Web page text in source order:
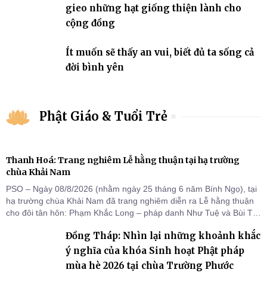
gieo những hạt giống thiện lành cho
cộng đồng
Ít muốn sẽ thấy an vui, biết đủ ta sống cả
đời bình yên
Phật Giáo & Tuổi Trẻ
Thanh Hoá: Trang nghiêm Lễ hằng thuận tại hạ trường
chùa Khải Nam
PSO – Ngày 08/8/2026 (nhằm ngày 25 tháng 6 năm Bính Ngọ), tại
hạ trường chùa Khải Nam đã trang nghiêm diễn ra Lễ hằng thuận
cho đôi tân hôn: Phạm Khắc Long – pháp danh Như Tuệ và Bùi Thị
Đồng Tháp: Nhìn lại những khoảnh khắc
ý nghĩa của khóa Sinh hoạt Phật pháp
mùa hè 2026 tại chùa Trường Phước